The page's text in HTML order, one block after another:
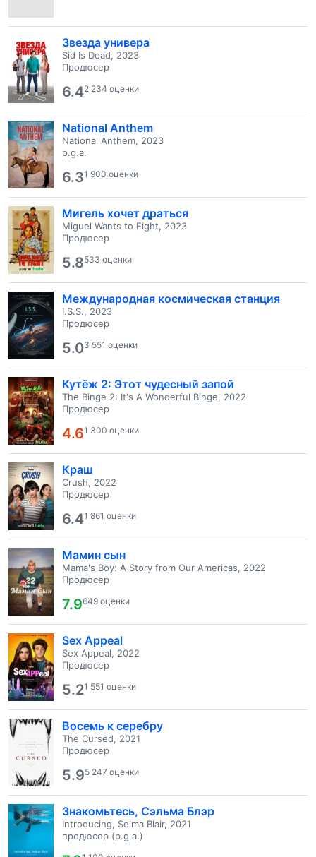
Звезда универа
Sid Is Dead, 2023
Продюсер
6.42 234 оценки
National Anthem
National Anthem, 2023
p.g.a.
6.31 900 оценки
Мигель хочет драться
Miguel Wants to Fight, 2023
Продюсер
5.8533 оценки
Международная космическая станция
I.S.S., 2023
Продюсер
5.03 551 оценки
Кутёж 2: Этот чудесный запой
The Binge 2: It's A Wonderful Binge, 2022
Продюсер
4.61 300 оценки
Краш
Crush, 2022
Продюсер
6.41 861 оценки
Мамин сын
Mama's Boy: A Story from Our Americas, 2022
Продюсер
7.9649 оценки
Sex Appeal
Sex Appeal, 2022
Продюсер
5.21 551 оценки
Восемь к серебру
The Cursed, 2021
Продюсер
5.95 247 оценки
Знакомьтесь, Сэльма Блэр
Introducing, Selma Blair, 2021
продюсер (p.g.a.)